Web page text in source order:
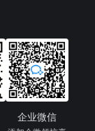
企业微信